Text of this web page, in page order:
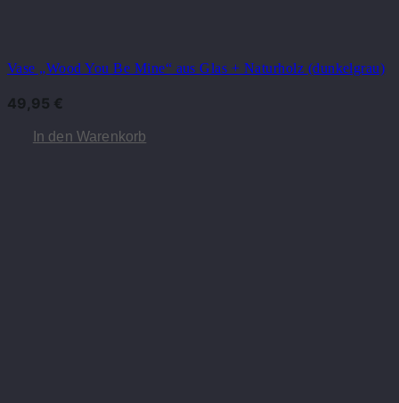
Vase „Wood You Be Mine“ aus Glas + Naturholz (dunkelgrau)
49,95 €
In den Warenkorb